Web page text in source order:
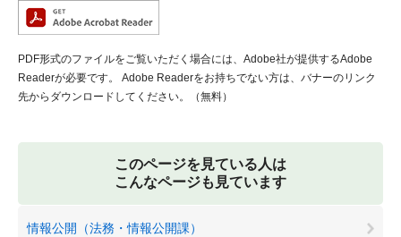
PDF形式のファイルをご覧いただく場合には、Adobe社が提供するAdobe
Readerが必要です。
Adobe Readerをお持ちでない方は、バナーのリンク
先からダウンロードしてください。（無料）
このページを見ている人は
こんなページも見ています
情報公開（法務・情報公開課）